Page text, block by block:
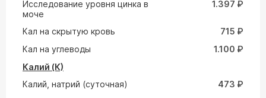
Исследование уровня цинка в
моче
1.397 ₽
Кал на скрытую кровь
715 ₽
Кал на углеводы
1.100 ₽
Калий (К)
Калий, натрий (суточная)
473 ₽